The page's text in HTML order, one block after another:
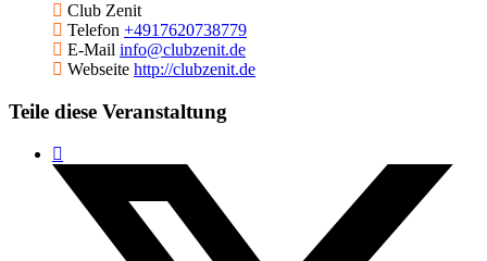
Club Zenit
Telefon +4917620738779
E-Mail info@clubzenit.de
Webseite http://clubzenit.de
Teile diese Veranstaltung